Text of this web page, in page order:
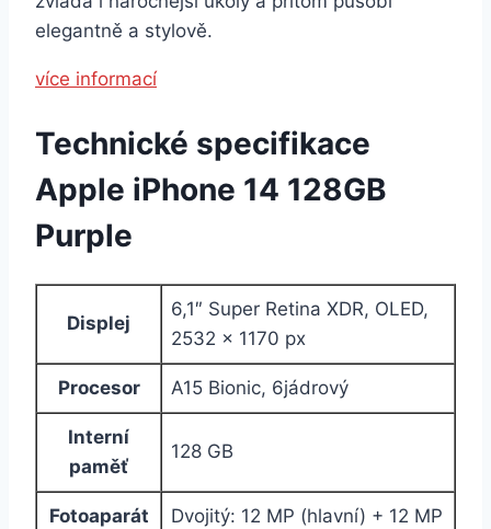
elegantně a stylově.
více informací
Technické specifikace
Apple iPhone 14 128GB
Purple
Displej
6,1″ Super Retina XDR, OLED,
2532 × 1170 px
Procesor A15 Bionic, 6jádrový
Interní
paměť
128 GB
Fotoaparát
Dvojitý: 12 MP (hlavní) + 12 MP